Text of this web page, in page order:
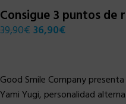
Consigue 3 puntos de
39,90€ 36,90€
Good Smile Company
Yami Yugi, personalidad